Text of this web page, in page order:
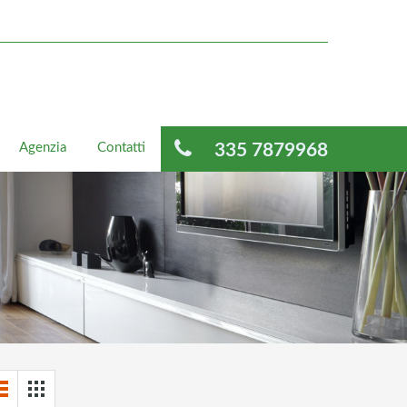
335 7879968
Agenzia Contatti